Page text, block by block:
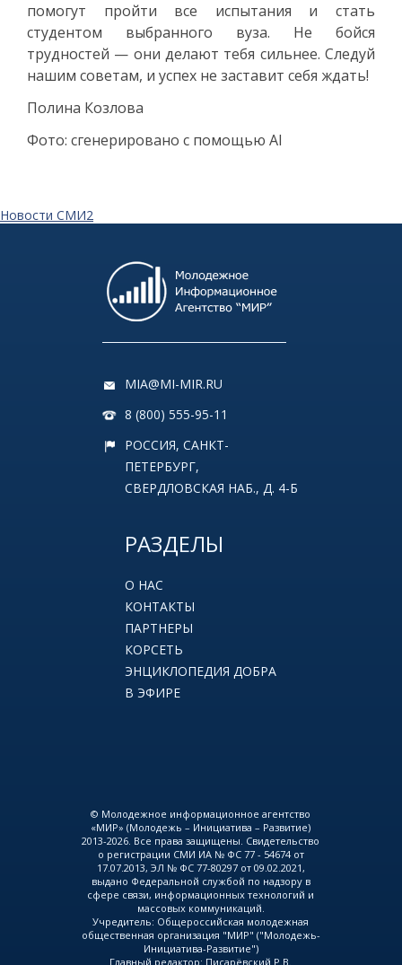
помогут пройти все испытания и стать
студентом выбранного вуза. Не бойся
трудностей — они делают тебя сильнее. Следуй
нашим советам, и успех не заставит себя ждать!
Полина Козлова
Фото: сгенерировано с помощью AI
Новости СМИ2
MIA@MI-MIR.RU
8 (800) 555-95-11
РОССИЯ, САНКТ-
ПЕТЕРБУРГ,
СВЕРДЛОВСКАЯ НАБ., Д. 4-Б
РАЗДЕЛЫ
О НАС
КОНТАКТЫ
ПАРТНЕРЫ
КОРСЕТЬ
ЭНЦИКЛОПЕДИЯ ДОБРА
В ЭФИРЕ
© Молодежное информационное агентство
«МИР» (Молодежь – Инициатива – Развитие)
2013-2026. Все права защищены. Свидетельство
о регистрации СМИ ИА № ФС 77 - 54674 от
17.07.2013, ЭЛ № ФС 77-80297 от 09.02.2021,
выдано Федеральной службой по надзору в
сфере связи, информационных технологий и
массовых коммуникаций.
Учредитель: Общероссийская молодежная
общественная организация "МИР" ("Молодежь-
Инициатива-Развитие")
Главный редактор: Писарёвский Р.В.